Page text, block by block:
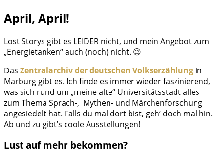
Zum
Inhalt
springen
April, April!
Lost Storys gibt es LEIDER nicht, und mein Angebot zum
„Energietanken“ auch (noch) nicht. 😉
Das Zentralarchiv der deutschen Volkserzählung in
Marburg gibt es. Ich finde es immer wieder faszinierend,
was sich rund um „meine alte“ Universitätsstadt alles
zum Thema Sprach-, Mythen- und Märchenforschung
angesiedelt hat. Falls du mal dort bist, geh‘ doch mal hin.
Ab und zu gibt’s coole Ausstellungen!
Lust auf mehr bekommen?